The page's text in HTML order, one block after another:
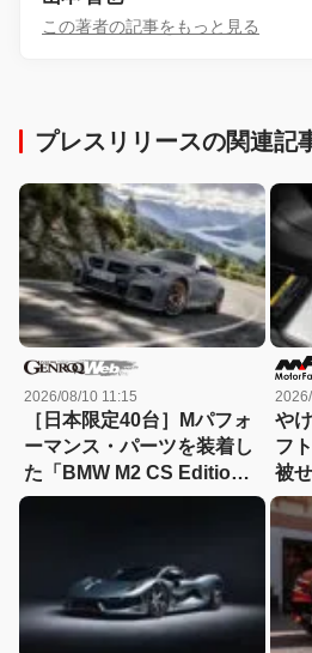
この著者の記事をもっと見る
プレスリリースの関連記
2026/08/10 11:15
［日本限定40台］Mパフォ
ーマンス・パーツを装着し
た「BMW M2 CS Edition
EDGE」が登場
や
フ
被
ォ
冬